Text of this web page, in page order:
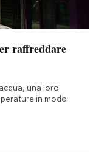
raffreddare
una loro
in modo